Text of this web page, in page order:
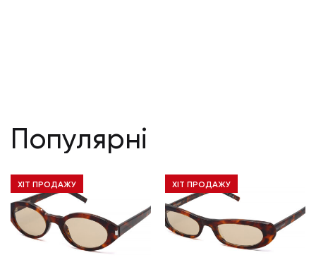
Популярні
ХІТ ПРОДАЖУ ХІТ ПРОДАЖУ